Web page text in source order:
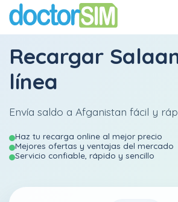
Recargar
línea
Envía saldo a Afganistan fácil y
Haz tu recarga online al mejor precio
Mejores ofertas y ventajas del mercado
Servicio confiable, rápido y sencillo